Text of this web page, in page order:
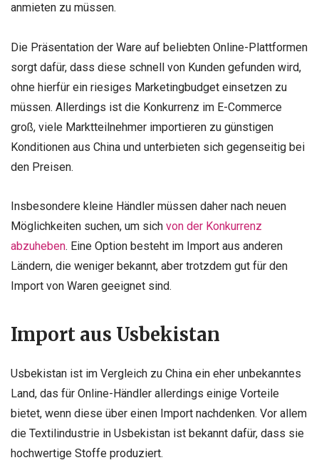
anmieten zu müssen.
Die Präsentation der Ware auf beliebten Online-Plattformen
sorgt dafür, dass diese schnell von Kunden gefunden wird,
ohne hierfür ein riesiges Marketingbudget einsetzen zu
müssen. Allerdings ist die Konkurrenz im E-Commerce
groß, viele Marktteilnehmer importieren zu günstigen
Konditionen aus China und unterbieten sich gegenseitig bei
den Preisen.
Insbesondere kleine Händler müssen daher nach neuen
Möglichkeiten suchen, um sich von der Konkurrenz
abzuheben. Eine Option besteht im Import aus anderen
Ländern, die weniger bekannt, aber trotzdem gut für den
Import von Waren geeignet sind.
Import aus Usbekistan
Usbekistan ist im Vergleich zu China ein eher unbekanntes
Land, das für Online-Händler allerdings einige Vorteile
bietet, wenn diese über einen Import nachdenken. Vor allem
die Textilindustrie in Usbekistan ist bekannt dafür, dass sie
hochwertige Stoffe produziert.